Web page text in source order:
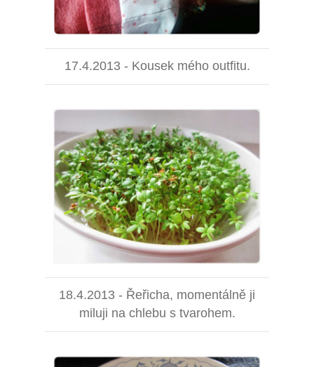
17.4.2013 - Kousek mého outfitu.
18.4.2013 - Řeřicha, momentálně ji
miluji na chlebu s tvarohem.